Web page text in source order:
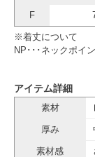
F
※着丈について
NP･･･ネックポイ
アイテム詳細
素材
厚み
素材感